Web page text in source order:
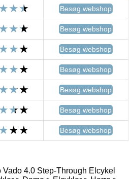
Besøg webshop
Besøg webshop
Besøg webshop
Besøg webshop
Besøg webshop
Besøg webshop
Besøg webshop
4.0 Step-Through Elcykel